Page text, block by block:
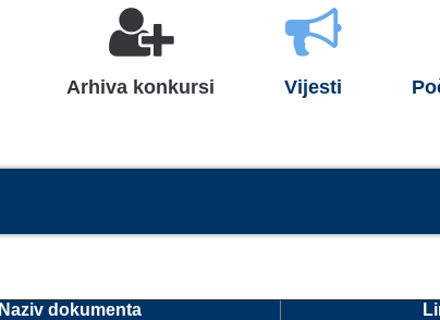
Arhiva konkursi Vijesti
Naziv dokumenta